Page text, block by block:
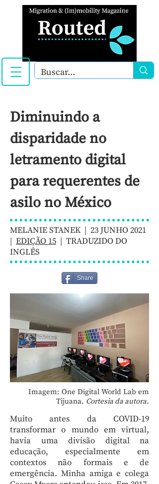
Diminuindo a
disparidade no
letramento digital
para requerentes de
asilo no México
MELANIE STANEK | 23 JUNHO 2021
| EDIÇÃO 15 | TRADUZIDO DO
INGLÊS
Share
Imagem: One Digital World Lab em
Tijuana. Cortesia da autora.
Muito antes da COVID-19
transformar o mundo em virtual,
havia uma divisão digital na
educação, especialmente em
contextos não formais e de
emergência. Minha amiga e colega